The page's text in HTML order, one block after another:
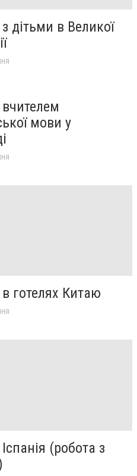
дітьми в Великої
мови у
готелях Китаю
(робота з